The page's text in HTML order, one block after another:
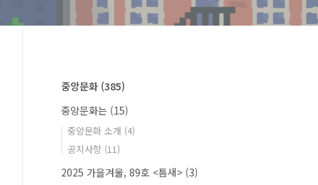
중앙문화 (385)
중앙문화는 (15)
중앙문화 소개 (4)
공지사항 (11)
2025 가을겨울, 89호 <틈새> (3)